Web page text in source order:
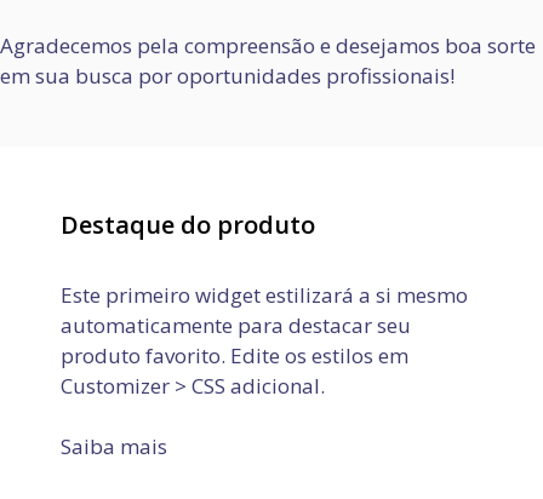
Agradecemos pela compreensão e desejamos boa sorte
em sua busca por oportunidades profissionais!
Destaque do produto
Este primeiro widget estilizará a si mesmo
automaticamente para destacar seu
produto favorito. Edite os estilos em
Customizer > CSS adicional.
Saiba mais